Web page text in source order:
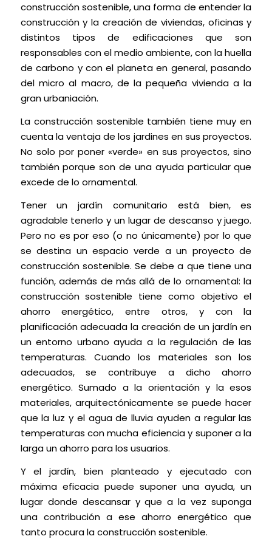
construcción sostenible, una forma de entender la
construcción y la creación de viviendas, oficinas y
distintos tipos de edificaciones que son
responsables con el medio ambiente, con la huella
de carbono y con el planeta en general, pasando
del micro al macro, de la pequeña vivienda a la
gran urbaniación.
La construcción sostenible también tiene muy en
cuenta la ventaja de los jardines en sus proyectos.
No solo por poner «verde» en sus proyectos, sino
también porque son de una ayuda particular que
excede de lo ornamental.
Tener un jardín comunitario está bien, es
agradable tenerlo y un lugar de descanso y juego.
Pero no es por eso (o no únicamente) por lo que
se destina un espacio verde a un proyecto de
construcción sostenible. Se debe a que tiene una
función, además de más allá de lo ornamental: la
construcción sostenible tiene como objetivo el
ahorro energético, entre otros, y con la
planificación adecuada la creación de un jardín en
un entorno urbano ayuda a la regulación de las
temperaturas. Cuando los materiales son los
adecuados, se contribuye a dicho ahorro
energético. Sumado a la orientación y la esos
materiales, arquitectónicamente se puede hacer
que la luz y el agua de lluvia ayuden a regular las
temperaturas con mucha eficiencia y suponer a la
larga un ahorro para los usuarios.
Y el jardín, bien planteado y ejecutado con
máxima eficacia puede suponer una ayuda, un
lugar donde descansar y que a la vez suponga
una contribución a ese ahorro energético que
tanto procura la construcción sostenible.